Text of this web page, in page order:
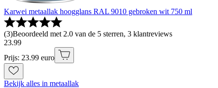
Karwei metaallak hoogglans RAL 9010 gebroken wit 750 ml
(3)Beoordeeld met 2.0 van de 5 sterren, 3 klantreviews
23.99
Prijs: 23.99 euro
Bekijk alles in metaallak